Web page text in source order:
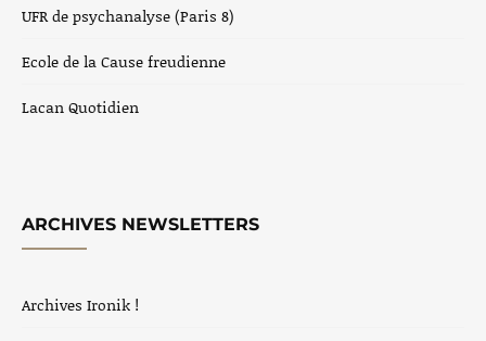
UFR de psychanalyse (Paris 8)
Ecole de la Cause freudienne
Lacan Quotidien
ARCHIVES NEWSLETTERS
Archives Ironik !